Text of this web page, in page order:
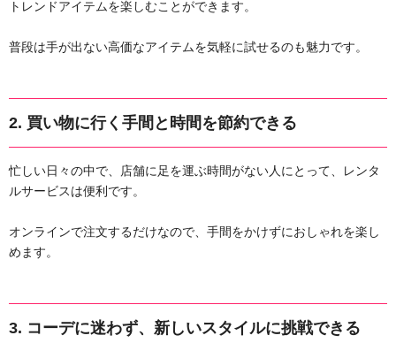
トレンドアイテムを楽しむことができます。
普段は手が出ない高価なアイテムを気軽に試せるのも魅力です。
2. 買い物に行く手間と時間を節約できる
忙しい日々の中で、店舗に足を運ぶ時間がない人にとって、レンタ
ルサービスは便利です。
オンラインで注文するだけなので、手間をかけずにおしゃれを楽し
めます。
3. コーデに迷わず、新しいスタイルに挑戦できる